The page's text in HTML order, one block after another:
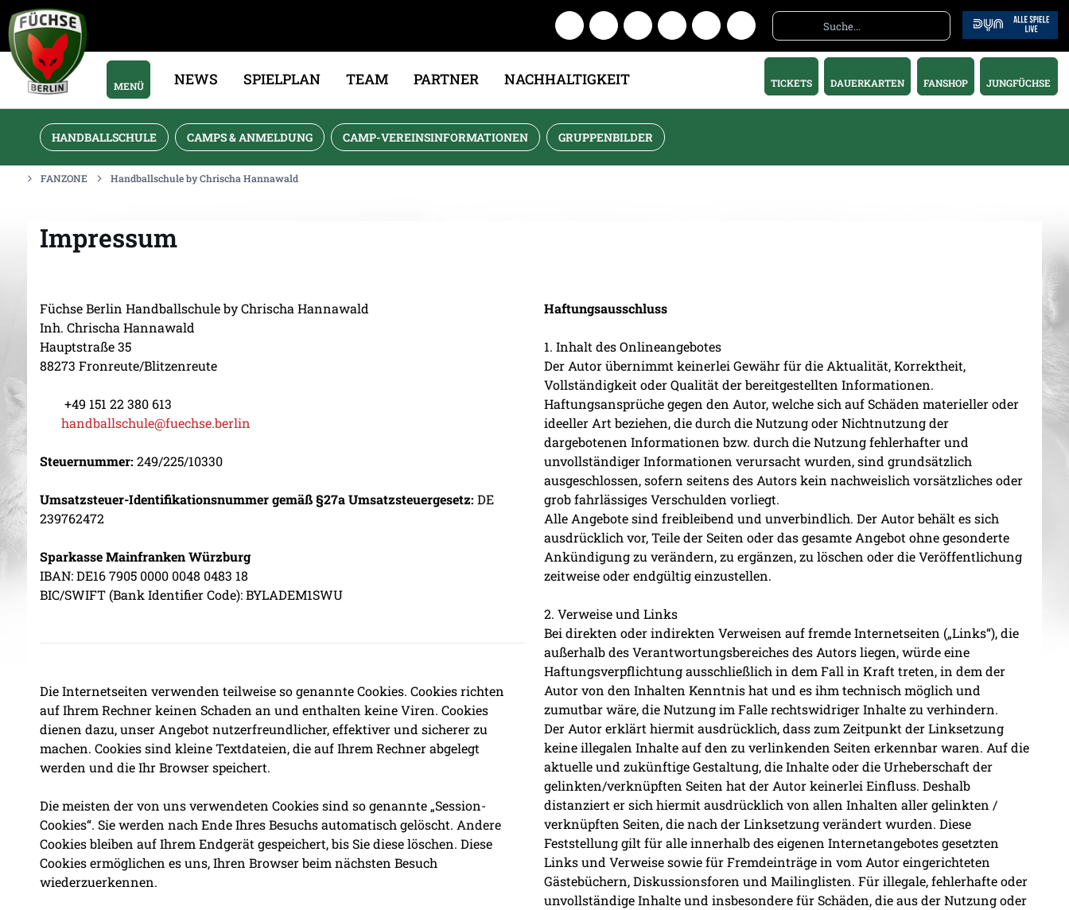
MENÜ NEWS SPIELPLAN TEAM PARTNER NACHHALTIGKEIT TICKETS DAUERKARTEN FANSHOP JUNGFÜCHSE
HANDBALLSCHULE CAMPS & ANMELDUNG CAMP-VEREINSINFORMATIONEN GRUPPENBILDER
FANZONE Handballschule by Chrischa Hannawald
Impressum
Füchse Berlin Handballschule by Chrischa Hannawald
Inh. Chrischa Hannawald
Hauptstraße 35
88273 Fronreute/Blitzenreute
+49 151 22 380 613
handballschule@fuechse.berlin
Steuernummer: 249/225/10330
Umsatzsteuer-Identifikationsnummer gemäß §27a Umsatzsteuergesetz: DE
239762472
Sparkasse Mainfranken Würzburg
IBAN: DE16 7905 0000 0048 0483 18
BIC/SWIFT (Bank Identifier Code): BYLADEM1SWU
Die Internetseiten verwenden teilweise so genannte Cookies. Cookies richten
auf Ihrem Rechner keinen Schaden an und enthalten keine Viren. Cookies
dienen dazu, unser Angebot nutzerfreundlicher, effektiver und sicherer zu
machen. Cookies sind kleine Textdateien, die auf Ihrem Rechner abgelegt
werden und die Ihr Browser speichert.
Die meisten der von uns verwendeten Cookies sind so genannte „Session-
Cookies“. Sie werden nach Ende Ihres Besuchs automatisch gelöscht. Andere
Cookies bleiben auf Ihrem Endgerät gespeichert, bis Sie diese löschen. Diese
Cookies ermöglichen es uns, Ihren Browser beim nächsten Besuch
wiederzuerkennen.
Haftungsausschluss
1. Inhalt des Onlineangebotes
Der Autor übernimmt keinerlei Gewähr für die Aktualität, Korrektheit,
Vollständigkeit oder Qualität der bereitgestellten Informationen.
Haftungsansprüche gegen den Autor, welche sich auf Schäden materieller oder
ideeller Art beziehen, die durch die Nutzung oder Nichtnutzung der
dargebotenen Informationen bzw. durch die Nutzung fehlerhafter und
unvollständiger Informationen verursacht wurden, sind grundsätzlich
ausgeschlossen, sofern seitens des Autors kein nachweislich vorsätzliches oder
grob fahrlässiges Verschulden vorliegt.
Alle Angebote sind freibleibend und unverbindlich. Der Autor behält es sich
ausdrücklich vor, Teile der Seiten oder das gesamte Angebot ohne gesonderte
Ankündigung zu verändern, zu ergänzen, zu löschen oder die Veröffentlichung
zeitweise oder endgültig einzustellen.
2. Verweise und Links
Bei direkten oder indirekten Verweisen auf fremde Internetseiten („Links“), die
außerhalb des Verantwortungsbereiches des Autors liegen, würde eine
Haftungsverpflichtung ausschließlich in dem Fall in Kraft treten, in dem der
Autor von den Inhalten Kenntnis hat und es ihm technisch möglich und
zumutbar wäre, die Nutzung im Falle rechtswidriger Inhalte zu verhindern.
Der Autor erklärt hiermit ausdrücklich, dass zum Zeitpunkt der Linksetzung
keine illegalen Inhalte auf den zu verlinkenden Seiten erkennbar waren. Auf die
aktuelle und zukünftige Gestaltung, die Inhalte oder die Urheberschaft der
gelinkten/verknüpften Seiten hat der Autor keinerlei Einfluss. Deshalb
distanziert er sich hiermit ausdrücklich von allen Inhalten aller gelinkten /
verknüpften Seiten, die nach der Linksetzung verändert wurden. Diese
Feststellung gilt für alle innerhalb des eigenen Internetangebotes gesetzten
Links und Verweise sowie für Fremdeinträge in vom Autor eingerichteten
Gästebüchern, Diskussionsforen und Mailinglisten. Für illegale, fehlerhafte oder
unvollständige Inhalte und insbesondere für Schäden, die aus der Nutzung oder